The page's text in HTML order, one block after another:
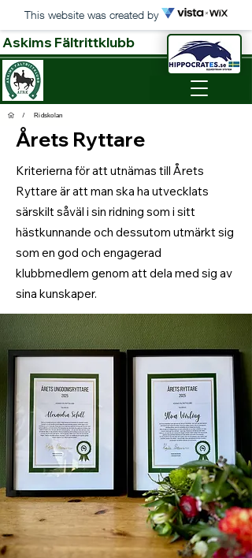
This website was created by
Askims Fältrittklubb
/ Ridskolan
Årets Ryttare
Kriterierna för att utnämas till Årets
Ryttare är att man ska ha utvecklats
särskilt såväl i sin ridning som i sitt
hästkunnande och dessutom utmärkt sig
som en god och engagerad
klubbmedlem genom att dela med sig av
sina kunskaper.